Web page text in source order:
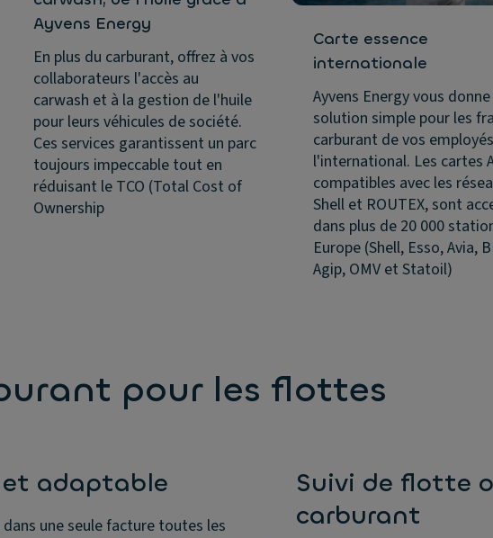
Ayvens Energy
En plus du carburant, offrez à vos
collaborateurs l'accès au
carwash et à la gestion de l'huile
pour leurs véhicules de société.
Ces services garantissent un parc
toujours impeccable tout en
réduisant le TCO (Total Cost of
Ownership
Carte essence
internationale
Ayvens Energy vous
solution simple pour les
carburant de vos
l'international. Les cartes
compatibles avec les
Shell et ROUTEX, sont
dans plus de 20 000
Europe (Shell, Esso, Avia,
Agip, OMV et Statoil)
pour les flottes
adaptable
une seule facture toutes les
Suivi de flotte
carburant